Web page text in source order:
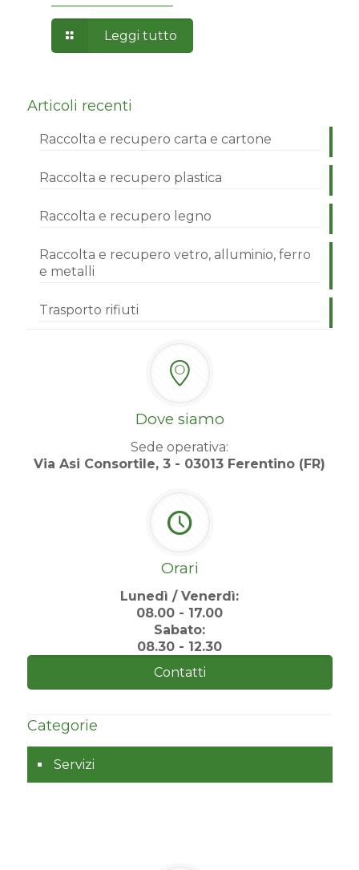
Leggi tutto
Articoli recenti
Raccolta e recupero carta e cartone
Raccolta e recupero plastica
Raccolta e recupero legno
Raccolta e recupero vetro, alluminio, ferro
e metalli
Trasporto rifiuti
Dove siamo
Sede operativa:
Via Asi Consortile, 3 - 03013 Ferentino (FR)
Orari
Lunedì / Venerdì:
08.00 - 17.00
Sabato:
08.30 - 12.30
Contatti
Categorie
Servizi